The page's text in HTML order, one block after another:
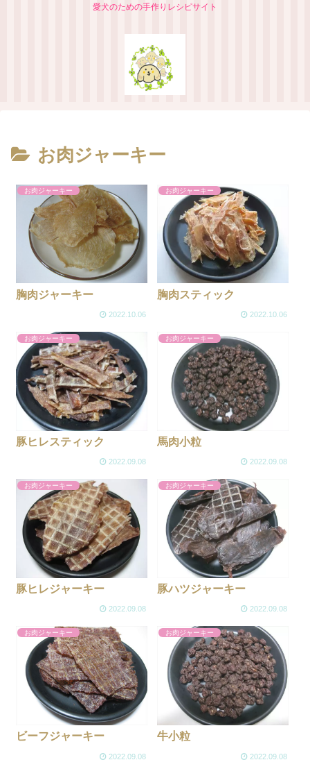
愛犬のための手作りレシピサイト
お肉ジャーキー
お肉ジャーキー
胸肉ジャーキー
2022.10.06
お肉ジャーキー
胸肉スティック
2022.10.06
お肉ジャーキー
豚ヒレスティック
2022.09.08
お肉ジャーキー
馬肉小粒
2022.09.08
お肉ジャーキー
豚ヒレジャーキー
2022.09.08
お肉ジャーキー
豚ハツジャーキー
2022.09.08
お肉ジャーキー
ビーフジャーキー
2022.09.08
お肉ジャーキー
牛小粒
2022.09.08